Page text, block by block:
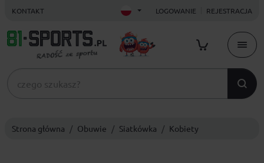
KONTAKT LOGOWANIE REJESTRACJA
Strona główna Obuwie Siatkówka Kobiety